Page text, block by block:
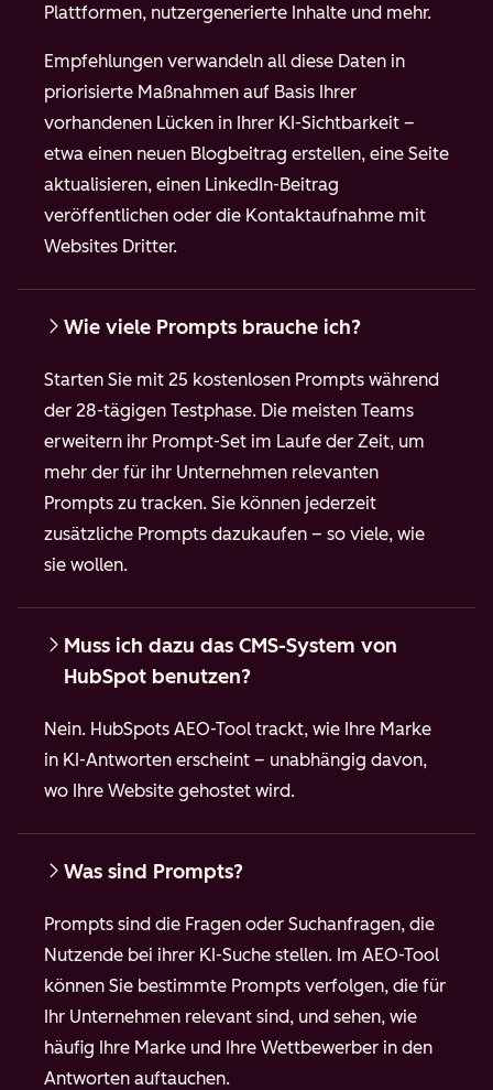
Plattformen, nutzergenerierte Inhalte und mehr.
Empfehlungen verwandeln all diese Daten in
priorisierte Maßnahmen auf Basis Ihrer
vorhandenen Lücken in Ihrer KI-Sichtbarkeit –
etwa einen neuen Blogbeitrag erstellen, eine Seite
aktualisieren, einen LinkedIn-Beitrag
veröffentlichen oder die Kontaktaufnahme mit
Websites Dritter.
Wie viele Prompts brauche ich?
Starten Sie mit 25 kostenlosen Prompts während
der 28-tägigen Testphase. Die meisten Teams
erweitern ihr Prompt-Set im Laufe der Zeit, um
mehr der für ihr Unternehmen relevanten
Prompts zu tracken. Sie können jederzeit
zusätzliche Prompts dazukaufen – so viele, wie
sie wollen.
Muss ich dazu das CMS-System von
HubSpot benutzen?
Nein. HubSpots AEO-Tool trackt, wie Ihre Marke
in KI-Antworten erscheint – unabhängig davon,
wo Ihre Website gehostet wird.
Was sind Prompts?
Prompts sind die Fragen oder Suchanfragen, die
Nutzende bei ihrer KI-Suche stellen. Im AEO-Tool
können Sie bestimmte Prompts verfolgen, die für
Ihr Unternehmen relevant sind, und sehen, wie
häufig Ihre Marke und Ihre Wettbewerber in den
Antworten auftauchen.